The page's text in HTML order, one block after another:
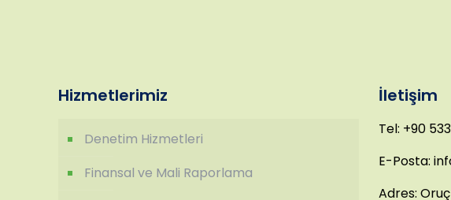
Hizmetlerimiz
Denetim Hizmetleri
Finansal ve Mali Raporlama
İletişim
Tel: +90
E-Posta:
Adres: